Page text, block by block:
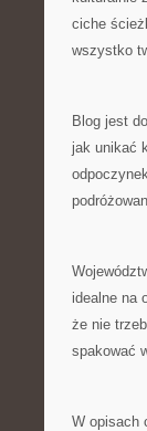
ciche
wszystko
Blog jest
jak unikać
idealne na
że nie
spakować
W opisach